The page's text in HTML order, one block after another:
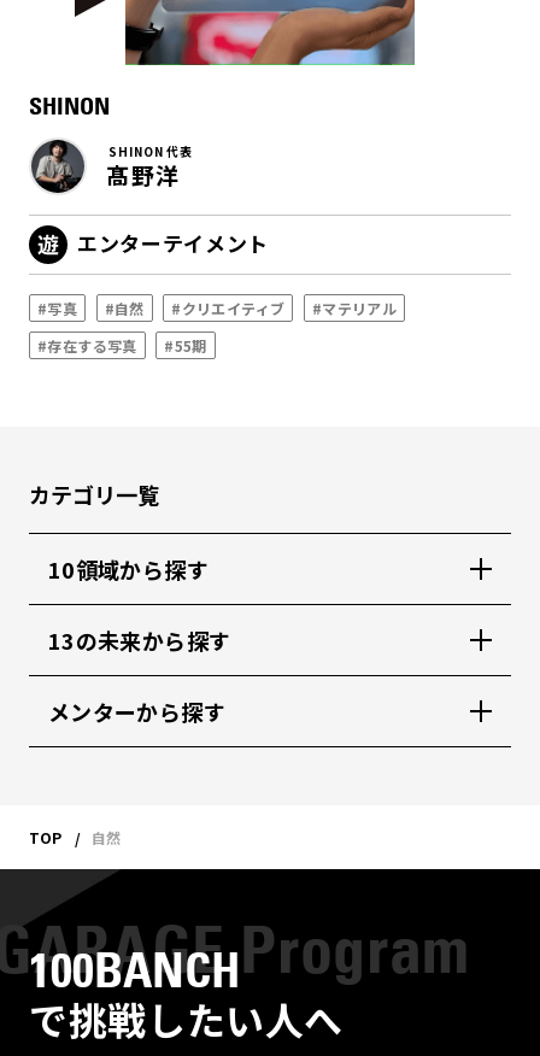
SHINON
SHINON 代表
髙野洋
エンターテイメント
#写真 #自然 #クリエイティブ
#マテリアル
#存在する写真
#55期
カテゴリ一覧
10領域から探す
13の未来から探す
メンターから探す
TOP 自然
100BANCH
で挑戦したい人へ